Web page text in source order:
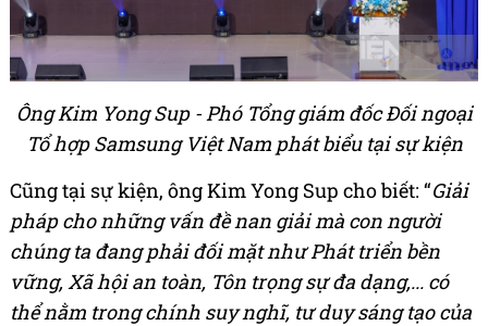
Ông Kim Yong Sup - Phó Tổng giám đốc Đối ngoại
Tổ hợp Samsung Việt Nam phát biểu tại sự kiện
Cũng tại sự kiện, ông Kim Yong Sup cho biết: “Giải
pháp cho những vấn đề nan giải mà con người
chúng ta đang phải đối mặt như Phát triển bền
vững, Xã hội an toàn, Tôn trọng sự đa dạng,... có
thể nằm trong chính suy nghĩ, tư duy sáng tạo của